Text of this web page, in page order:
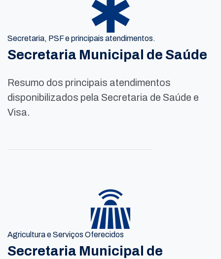
Secretaria, PSF e principais atendimentos.
Secretaria Municipal de Saúde
Resumo dos principais atendimentos
disponibilizados pela Secretaria de Saúde e
Visa.
Agricultura e Serviços Oferecidos
Secretaria Municipal de